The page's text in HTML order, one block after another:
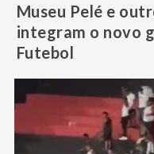
Museu Pelé e
integram o novo
Futebol